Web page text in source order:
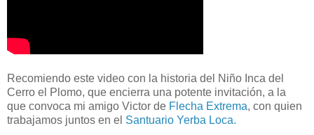
Recomiendo este video con la historia del Niño Inca del
Cerro el Plomo, que encierra una potente invitación, a la
que convoca mi amigo Victor de Flecha Extrema, con quien
trabajamos juntos en el Santuario Yerba Loca.